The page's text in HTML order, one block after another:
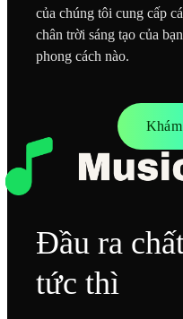
của chúng tôi cung cấp
chân trời sáng tạo của
phong cách nào.
Đầu ra
tức thì